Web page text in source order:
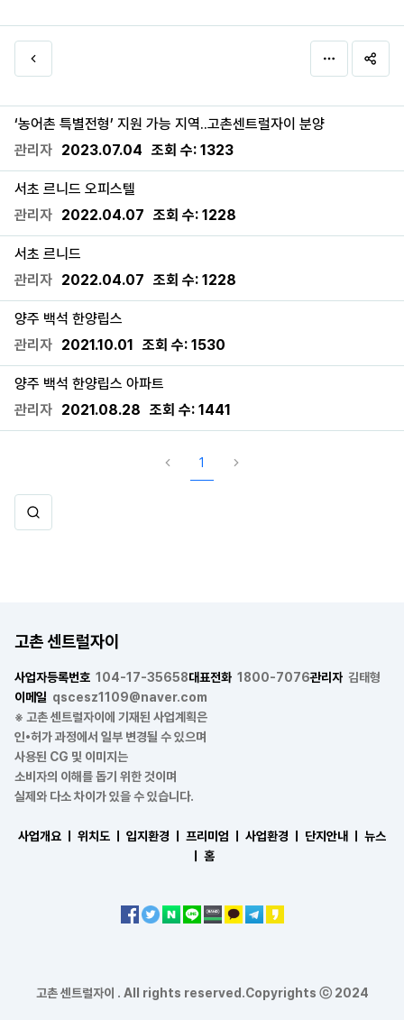
‘농어촌 특별전형’ 지원 가능 지역..고촌센트럴자이 분양
관리자 2023.07.04 조회 수: 1323
서초 르니드 오피스텔
관리자 2022.04.07 조회 수: 1228
서초 르니드
관리자 2022.04.07 조회 수: 1228
양주 백석 한양립스
관리자 2021.10.01 조회 수: 1530
양주 백석 한양립스 아파트
관리자 2021.08.28 조회 수: 1441
1
고촌 센트럴자이
사업자등록번호 104-17-35658대표전화 1800-7076관리자 김태형
이메일 qscesz1109@naver.com
※ 고촌 센트럴자이에 기재된 사업계획은
인•허가 과정에서 일부 변경될 수 있으며
사용된 CG 및 이미지는
소비자의 이해를 돕기 위한 것이며
실제와 다소 차이가 있을 수 있습니다.
사업개요 ㅣ 위치도 ㅣ 입지환경 ㅣ 프리미엄 ㅣ 사업환경 ㅣ 단지안내 ㅣ
뉴스
홈
고촌 센트럴자이 . All rights reserved.Copyrights ⓒ 2024